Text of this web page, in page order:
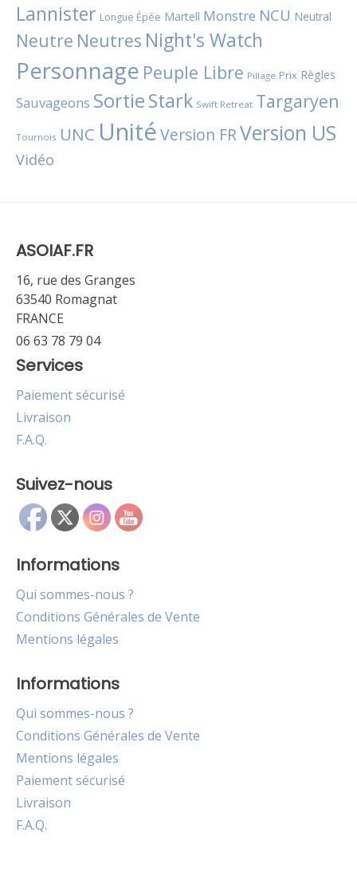
Lannister Longue Épée Martell Monstre NCU Neutral
Neutre Neutres Night's Watch
Personnage Peuple Libre Pillage Prix Règles
Sauvageons SortieStark Swift Retreat Targaryen
Tournois UNC UnitéVersion FRVersion US
Vidéo
ASOIAF.FR
16, rue des Granges
63540 Romagnat
FRANCE
06 63 78 79 04
Services
Paiement sécurisé
Livraison
F.A.Q.
Suivez-nous
Informations
Qui sommes-nous ?
Conditions Générales de Vente
Mentions légales
Informations
Qui sommes-nous ?
Conditions Générales de Vente
Mentions légales
Paiement sécurisé
Livraison
F.A.Q.